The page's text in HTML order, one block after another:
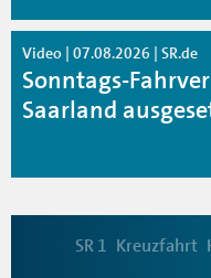
Video | 07.08.2026 | SR.de
Sonntags-
Saarland
SR 1 Kreuzfahrt